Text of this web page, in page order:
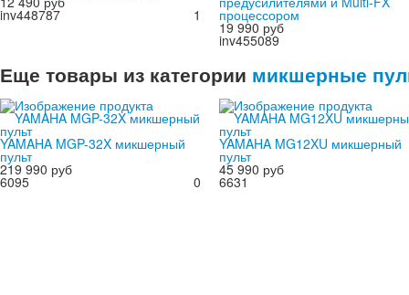
1
inv448787 процессором
19 990 руб
inv455089
Еще товары из категории микшерные
YAMAHA MGP-32X микшерный
пульт
219 990 руб
0
6095
YAMAHA MG12XU микшерный
пульт
45 990 руб
6631